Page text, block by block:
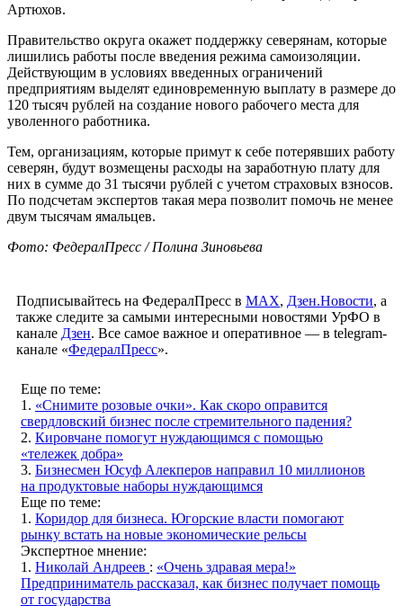
Артюхов.
Правительство округа окажет поддержку северянам, которые
лишились работы после введения режима самоизоляции.
Действующим в условиях введенных ограничений
предприятиям выделят единовременную выплату в размере до
120 тысяч рублей на создание нового рабочего места для
уволенного работника.
Тем, организациям, которые примут к себе потерявших работу
северян, будут возмещены расходы на заработную плату для
них в сумме до 31 тысячи рублей с учетом страховых взносов.
По подсчетам экспертов такая мера позволит помочь не менее
двум тысячам ямальцев.
Фото: ФедералПресс / Полина Зиновьева
Подписывайтесь на ФедералПресс в МАХ, Дзен.Новости, а
также следите за самыми интересными новостями УрФО в
канале Дзен. Все самое важное и оперативное — в telegram-
канале «ФедералПресс».
Еще по теме:
1. «Снимите розовые очки». Как скоро оправится
свердловский бизнес после стремительного падения?
2. Кировчане помогут нуждающимся с помощью
«тележек добра»
3. Бизнесмен Юсуф Алекперов направил 10 миллионов
на продуктовые наборы нуждающимся
Еще по теме:
1. Коридор для бизнеса. Югорские власти помогают
рынку встать на новые экономические рельсы
Экспертное мнение:
1. Николай Андреев : «Очень здравая мера!»
Предприниматель рассказал, как бизнес получает помощь
от государства